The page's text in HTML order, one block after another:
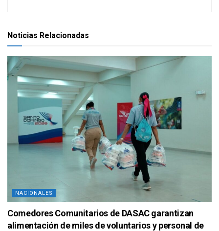
Noticias Relacionadas
NACIONALES
Comedores Comunitarios de DASAC garantizan
alimentación de miles de voluntarios y personal de